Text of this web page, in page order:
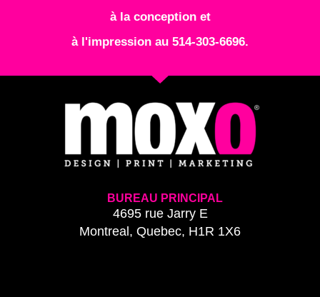
à la conception et
à l'impression au 514-303-6696.
BUREAU PRINCIPAL
4695 rue Jarry E
Montreal, Quebec, H1R 1X6